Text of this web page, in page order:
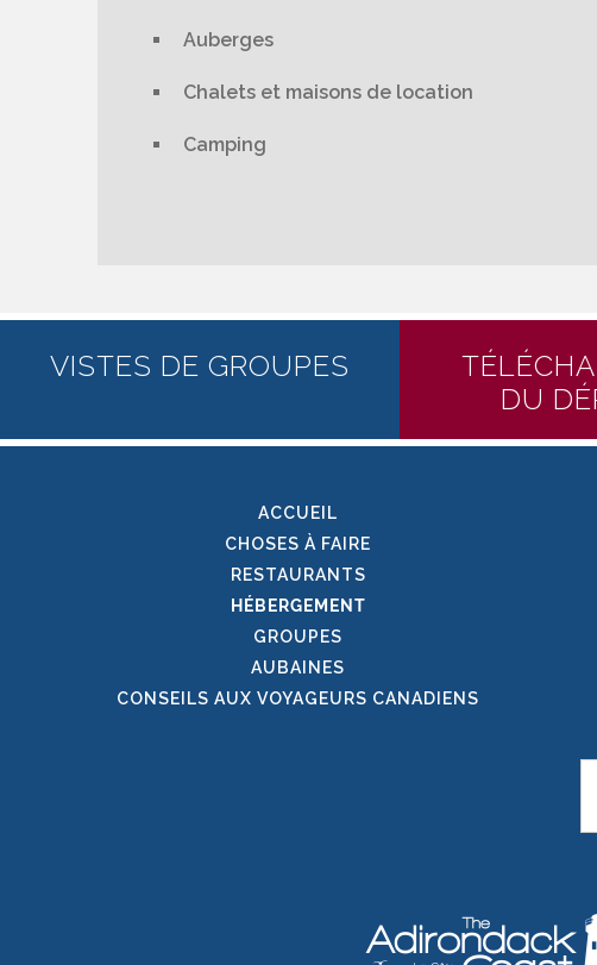
Auberges
Chalets et maisons de location
Camping
VISTES DE GROUPES
DU
ACCUEIL
CHOSES À FAIRE
RESTAURANTS
HÉBERGEMENT
GROUPES
AUBAINES
CONSEILS AUX VOYAGEURS CANADIENS